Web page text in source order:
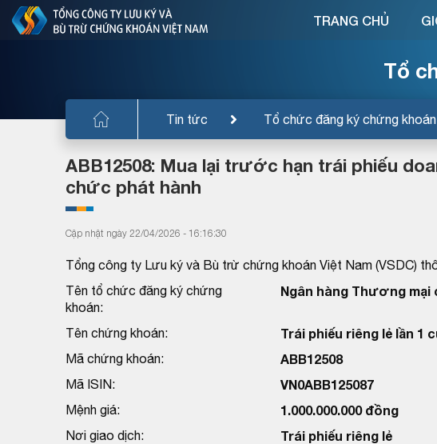
Tổ
Tin tức Tổ chức đăng ký chứng khoán
TRANG CHỦ
ABB12508: Mua lại trước hạn trái phiếu
chức phát hành
Cập nhật ngày 22/04/2026 - 16:16:30
Tổng công ty Lưu ký và Bù trừ chứng khoán Việt Nam (VSDC)
Tên tổ chức đăng ký chứng
khoán:
Ngân hàng Thương mại
Tên chứng khoán: Trái phiếu riêng lẻ lần 1
Mã chứng khoán: ABB12508
Mã ISIN: VN0ABB125087
Mệnh giá: 1.000.000.000 đồng
Nơi giao dịch: Trái phiếu riêng lẻ